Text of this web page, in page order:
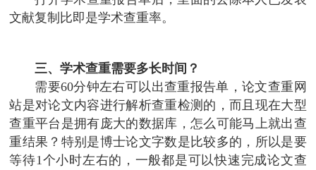
文献复制比即是学术查重率。
三、学术查重需要多长时间？
需要60分钟左右可以出查重报告单，论文查重网
站是对论文内容进行解析查重检测的，而且现在大型
查重平台是拥有庞大的数据库，怎么可能马上就出查
重结果？特别是博士论文字数是比较多的，所以是要
等待1个小时左右的，一般都是可以快速完成论文查